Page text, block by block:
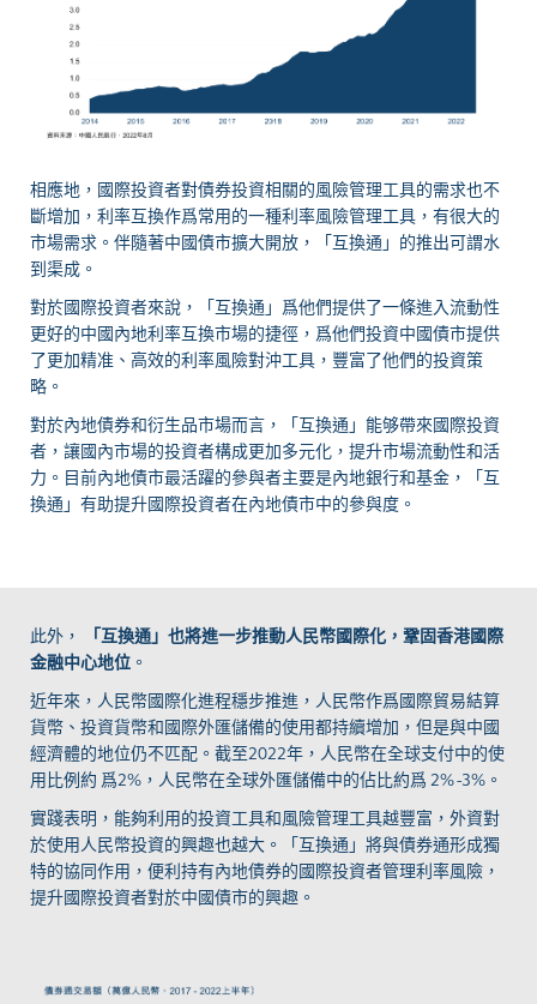
相應地，國際投資者對債券投資相關的風險管理工具的需求也不
斷增加，利率互換作爲常用的一種利率風險管理工具，有很大的
市場需求。伴隨著中國債市擴大開放，「互換通」的推出可謂水
到渠成。
對於國際投資者來說，「互換通」爲他們提供了一條進入流動性
更好的中國內地利率互換市場的捷徑，爲他們投資中國債市提供
了更加精准、高效的利率風險對沖工具，豐富了他們的投資策
略。
對於內地債券和衍生品市場而言，「互換通」能够帶來國際投資
者，讓國內市場的投資者構成更加多元化，提升市場流動性和活
力。目前內地債市最活躍的參與者主要是內地銀行和基金，「互
換通」有助提升國際投資者在內地債市中的參與度。
此外，
「互換通」也將進一步推動人民幣國際化，鞏固香港國際
金融中心地位 。
近年來，人民幣國際化進程穩步推進，人民幣作爲國際貿易結算
貨幣、投資貨幣和國際外匯儲備的使用都持續增加，但是與中國
經濟體的地位仍不匹配。截至2022年，人民幣在全球支付中的使
用比例約 爲2% ，人民幣在全球外匯儲備中的佔比約爲 2% -3% 。
實踐表明，能夠利用的投資工具和風險管理工具越豐富，外資對
於使用人民幣投資的興趣也越大。「互換通」將與債券通形成獨
特的協同作用，便利持有內地債券的國際投資者管理利率風險，
提升國際投資者對於中國債市的興趣。